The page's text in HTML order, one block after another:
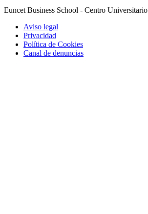
Euncet Business School - Centro Universitario
Aviso legal
Privacidad
Política de Cookies
Canal de denuncias